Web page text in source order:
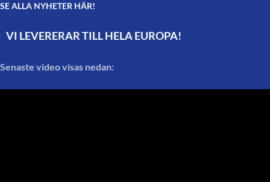
SE ALLA NYHETER HÄR!
VI LEVERERAR TILL HELA EUROPA!
Senaste video visas nedan: